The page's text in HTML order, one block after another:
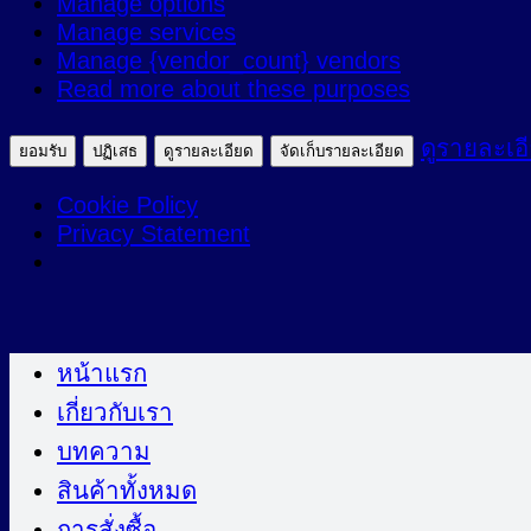
ตลาด
Manage services
Manage {vendor_count} vendors
Read more about these purposes
ยอมรับ ปฏิเสธ ดูรายละเอียด จัดเก็บรายละเอียด ดูรายละเ
Cookie Policy
Privacy Statement
ไป
หน้าแรก
เกี่ยวกับเรา
บทความ
สินค้าทั้งหมด